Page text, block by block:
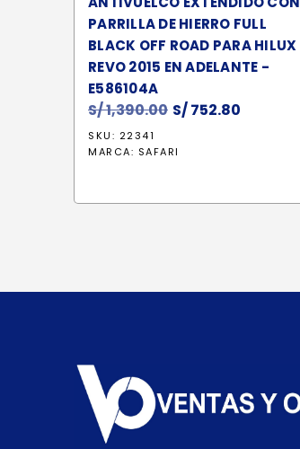
PARRILLA DE HIERRO FULL
BLACK OFF ROAD PARA HILUX
REVO 2015 EN ADELANTE -
E586104A
S/1,390.00 El
original
S/752.80
SKU: 22341
MARCA: SAFARI